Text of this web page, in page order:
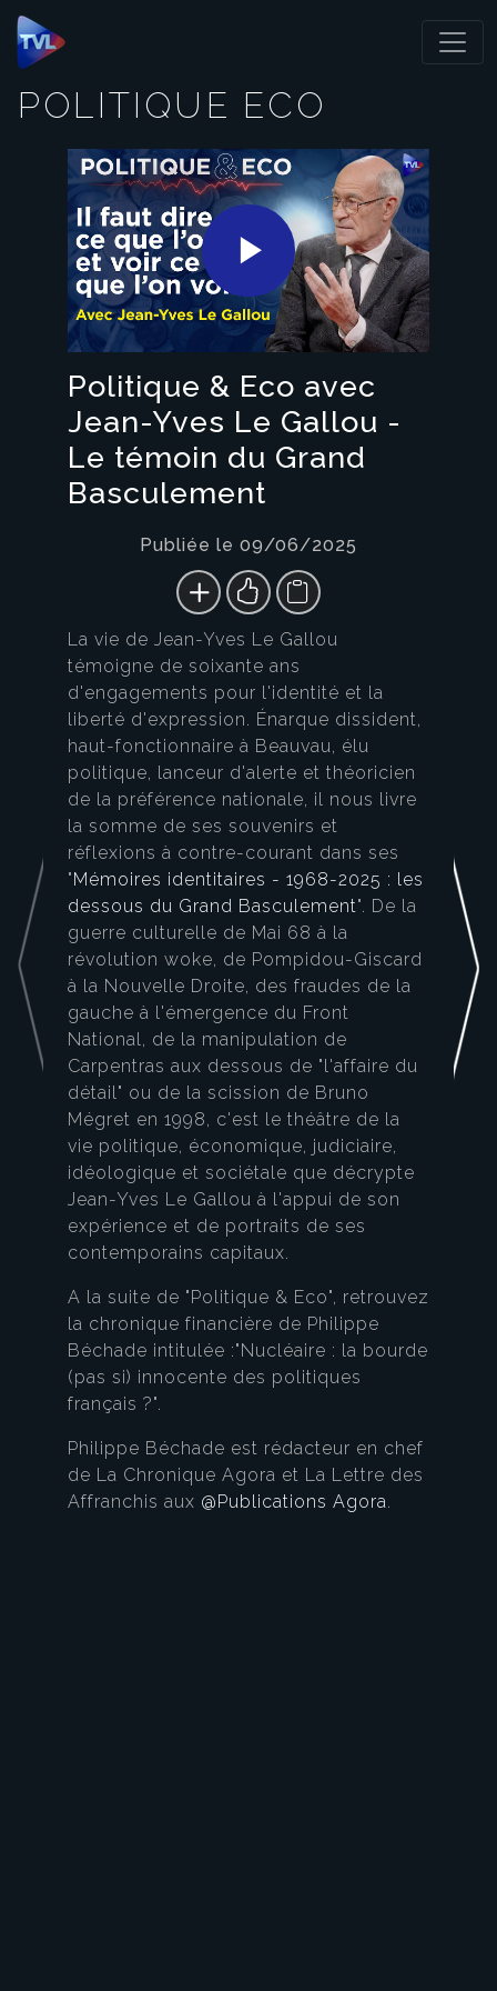
Panneau de gestion des cookies
POLITIQUE ECO
Play
Video
Politique & Eco avec
Jean-Yves Le Gallou -
Le témoin du Grand
Basculement
Publiée le 09/06/2025
La vie de Jean-Yves Le Gallou
témoigne de soixante ans
d'engagements pour l'identité et la
liberté d'expression. Énarque dissident,
haut-fonctionnaire à Beauvau, élu
politique, lanceur d'alerte et théoricien
de la préférence nationale, il nous livre
la somme de ses souvenirs et
réflexions à contre-courant dans ses
" Mémoires identitaires - 1968-2025 : les
dessous du Grand Basculement". De la
guerre culturelle de Mai 68 à la
révolution woke, de Pompidou-Giscard
à la Nouvelle Droite, des fraudes de la
gauche à l'émergence du Front
National, de la manipulation de
Carpentras aux dessous de "l'affaire du
détail" ou de la scission de Bruno
Mégret en 1998, c'est le théâtre de la
vie politique, économique, judiciaire,
idéologique et sociétale que décrypte
Jean-Yves Le Gallou à l'appui de son
expérience et de portraits de ses
contemporains capitaux.
A la suite de "Politique & Eco", retrouvez
la chronique financière de Philippe
Béchade intitulée :"Nucléaire : la bourde
(pas si) innocente des politiques
français ?".
Philippe Béchade est rédacteur en chef
de La Chronique Agora et La Lettre des
Affranchis aux @Publications Agora.